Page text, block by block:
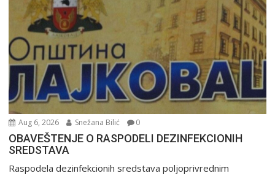
Aug 6, 2026 Snežana Bilić 0
OBAVEŠTENJE O RASPODELI DEZINFEKCIONIH
SREDSTAVA
Raspodela dezinfekcionih sredstava poljoprivrednim